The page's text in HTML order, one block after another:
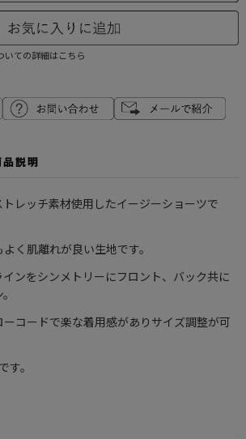
いての詳細はこちら
説明
トレッチ素材使用したイージーショーツで
く肌離れが良い生地です。
ンをシンメトリーにフロント、バック共に
コードで楽な着用感がありサイズ調整が可
す。